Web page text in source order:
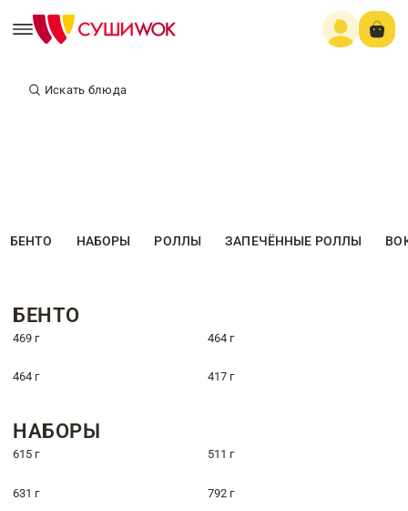
Искать блюда
БЕНТО НАБОРЫ РОЛЛЫ ЗАПЕЧЁННЫЕ РОЛЛЫ
БЕНТО
469 г 464 г
464 г 417 г
НАБОРЫ
615 г 511 г
631 г 792 г